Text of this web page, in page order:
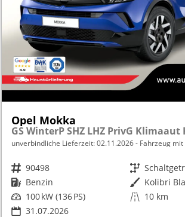
Opel Mokka
GS WinterP SHZ LHZ PrivG Klimaaut
unverbindliche Lieferzeit:02.11.2026 Fahrzeug
Fahrzeugnr. 90498 Getriebe
Kraftstoff Benzin Außenfarbe
Leistung 100 kW (136 PS) Kilometerstand 10 km
31.07.2026